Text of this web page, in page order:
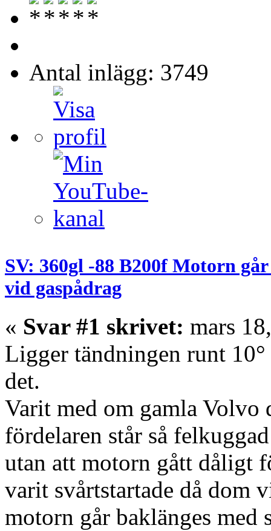
Antal inlägg: 3749
SV: 360gl -88 B200f Motorn
vid gaspådrag
« Svar #1 skrivet: mars
Ligger tändningen runt
det.
Varit med om gamla Volvo
fördelaren står så
utan att motorn gått dåligt
varit svårtstartade då dom
motorn går baklänges med